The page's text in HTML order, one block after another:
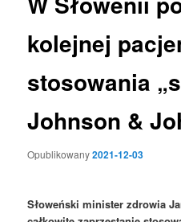
kolejnej
stosowania
Johnson &
Opublikowany2021-12-03
Słoweński minister zdrowia